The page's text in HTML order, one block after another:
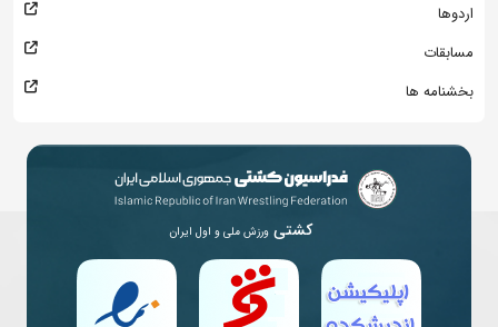
اردوها
مسابقات
بخشنامه ها
کشتی ورزش ملی و اول ایران